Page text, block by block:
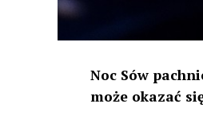
Noc Sów
może okazać